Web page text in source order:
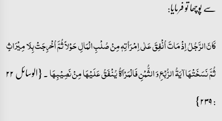
سے پوچھا تو فرمایا:
کَانَ الرَّجُلُ اِذْ مَاتَ اُنْفِقَ عَلٰی اِمْرَأتِہٖ مِنْ صُلْبِ الْمَالِ حَوْلاً ثُمَّ اُخْرِجَتْ بِلَا مِیْرَاثٍ
ثُمَّ نَسَخَتْھَا آیَۃُ الرُّبْعِ وَ الثُّمْنِ فَالْمَرْاَۃُ یُنْفَقُ عَلَیْھَا مِنْ نَصِیْبِھَا
۔ {الوسائل ۲۲
: ۲۳۹}